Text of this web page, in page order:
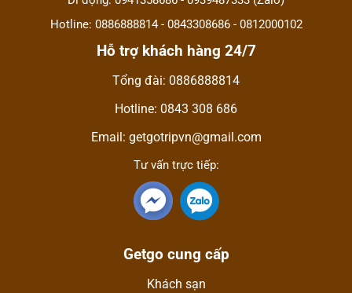
Hotline: 0886888814 - 0843308686 - 0812000102
Hỗ trợ khách hàng 24/7
Tổng đài: 0886888814
Hotline: 0843 308 686
Email: getgotripvn@gmail.com
Tư vấn trực tiếp:
Getgo cung cấp
Khách sạn